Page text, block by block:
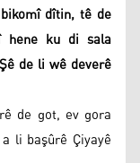
dîtin, tê de
hene ku di sala
de li wê deverê
de got, ev gora
li başûrê Çiyayê